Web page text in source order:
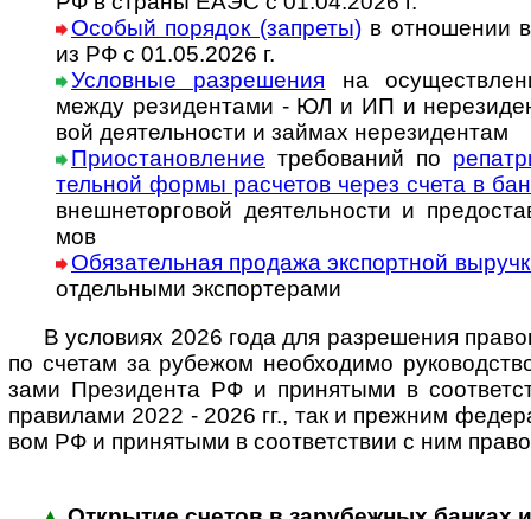
Особый порядок (запреты)в отношении
из РФ с 01.05.2026 г.
Условные разрешения на
между рези­ден­тами - ЮЛ и ИП и
вой дея­тель­но­сти и зай­мах нере­зи­дентам
Приостановление требований по
тель­ной формы рас­че­тов че­рез сче­та в
вне­ш­не­тор­го­вой дея­тель­но­сти и
мов
Обязательная продажа эк­спорт­ной
отдель­ными экс­пор­те­рами
В усло­виях 2026 года для разре­шения
по сче­там за рубе­жом необ­хо­димо
зами Пре­зи­дента РФ и при­ня­тыми в
пра­вилами 2022 - 2026 гг., так и преж­ним
вом РФ и при­ня­тыми в соот­вет­ст­вии с ним